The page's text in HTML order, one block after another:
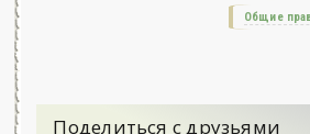
Общие
Поделиться с друзьями